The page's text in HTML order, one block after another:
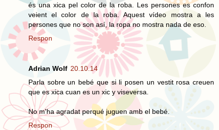
és una xica pel color de la roba. Les persones es confon
veient el color de la roba. Aquest vídeo mostra a les
persones que no son así, la ropa no mostra nada de eso.
Respon
Adrian Wolf 20.10.14
Parla sobre un bebé que si li posen un vestit rosa creuen
que es xica cuan es un xic y viseversa.
No m'ha agradat perqué juguen amb el bebé.
Respon